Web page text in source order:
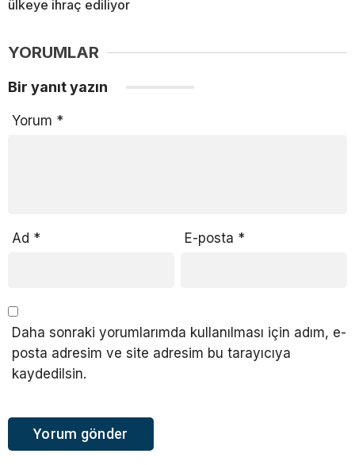
ülkeye ihraç ediliyor
YORUMLAR
Bir yanıt yazın
Yorum *
Ad * E-posta *
Daha sonraki yorumlarımda kullanılması için adım, e-
posta adresim ve site adresim bu tarayıcıya
kaydedilsin.